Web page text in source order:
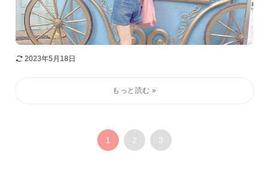
2023年5月18日
1 2 3